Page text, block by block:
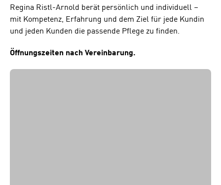
Regina Ristl-Arnold berät persönlich und individuell –
mit Kompetenz, Erfahrung und dem Ziel für jede Kundin
und jeden Kunden die passende Pflege zu finden.
Öffnungszeiten nach Vereinbarung.